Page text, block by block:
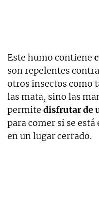
Este humo contiene
son repelentes
otros insectos como
las mata, sino las
permite disfrutar de
para comer si se
en un lugar cerrado.